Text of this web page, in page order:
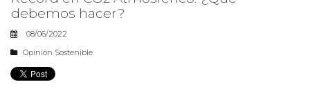
debemos hacer?
08/06/2022
Opinión Sostenible